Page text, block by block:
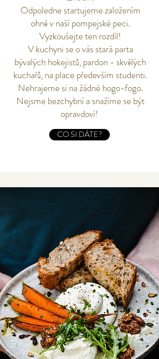
Odpoledne startujeme založením
ohně v naší pompejské peci.
Vyzkoušejte ten rozdíl!
V kuchyni se o vás stará parta
bývalých hokejistů, pardon - skvělých
kuchařů, na place především studenti.
Nehrajeme si na žádné hogo-fogo.
Nejsme bezchybní a snažíme se být
opravdoví!
CO SI DÁTE?